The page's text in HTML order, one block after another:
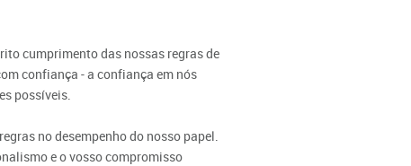
cumprimento das nossas regras de
confiança - a confiança em nós
possíveis.
no desempenho do nosso papel.
e o vosso compromisso